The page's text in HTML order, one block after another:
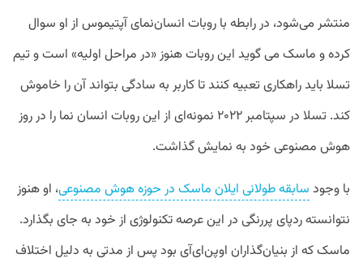
منتشر می‌شود، در رابطه با روبات انسان‌نمای آپتیموس از او سوال
کرده و ماسک می گوید این روبات هنوز «در مراحل اولیه» است و تیم
تسلا باید راهکاری تعبیه کنند تا کاربر به سادگی بتواند آن را خاموش
کند. تسلا در سپتامبر ۲۰۲۲ نمونه‌ای از این روبات انسان نما را در روز
هوش مصنوعی خود به نمایش گذاشت.
با وجود سابقه طولانی ایلان ماسک در حوزه هوش مصنوعی، او هنوز
نتوانسته ردپای پررنگی در این عرصه تکنولوژی از خود به جای بگذارد.
ماسک که از بنیان‌گذاران اوپن‌ای‌آی بود پس از مدتی به دلیل اختلاف